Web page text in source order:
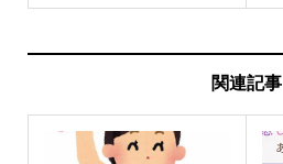
関連記事